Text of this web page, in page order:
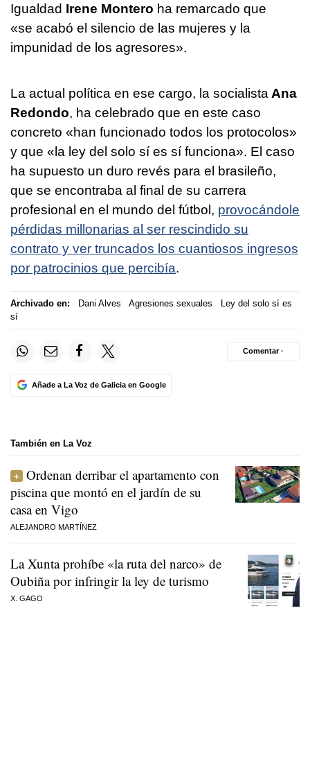
Igualdad Irene Montero ha remarcado que
«se acabó el silencio de las mujeres y la
impunidad de los agresores».
La actual política en ese cargo, la socialista Ana
Redondo, ha celebrado que en este caso
concreto «han funcionado todos los protocolos»
y que «la ley del solo sí es sí funciona». El caso
ha supuesto un duro revés para el brasileño,
que se encontraba al final de su carrera
profesional en el mundo del fútbol, provocándole
pérdidas millonarias al ser rescindido su
contrato y ver truncados los cuantiosos ingresos
por patrocinios que percibía.
Archivado en: Dani Alves Agresiones sexuales
Ley del solo sí es
sí
Añade a La Voz de Galicia en Google
Comentar ·
También en La Voz
Ordenan derribar el apartamento con
piscina que montó en el jardín de su
casa en Vigo
ALEJANDRO MARTÍNEZ
La Xunta prohíbe «la ruta del narco» de
Oubiña por infringir la ley de turismo
X. GAGO